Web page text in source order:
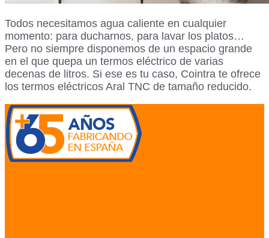
Todos necesitamos agua caliente en cualquier
momento: para ducharnos, para lavar los platos…
Pero no siempre disponemos de un espacio grande
en el que quepa un termos eléctrico de varias
decenas de litros. Si ese es tu caso, Cointra te ofrece
los termos eléctricos Aral TNC de tamaño reducido.